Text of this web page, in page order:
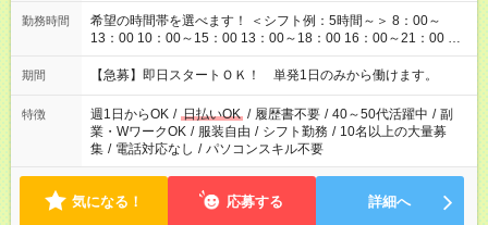
勤務時間
希望の時間帯を選べます！ ＜シフト例：5時間～＞ 8：00～
13：00 10：00～15：00 13：00～18：00 16：00～21：00 ＜
シフト例：8時間～＞ ・10：00～19：00 ・13：00～22：00 ・
22：00～翌6：00 など！是非ご希望をお聞かせください！
期間 【急募】即日スタートＯＫ！ 単発1日のみから働けます。
特徴 週1日からOK / 日払いOK / 履歴書不要 / 40～50代活躍中 / 副
業・WワークOK / 服装自由 / シフト勤務 / 10名以上の大量募
集 / 電話対応なし / パソコンスキル不要
気になる！ 応募する 詳細へ